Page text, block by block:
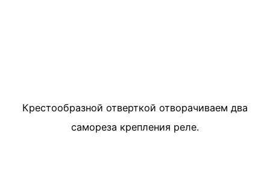
Крестообразной отверткой отворачиваем два
самореза крепления реле.